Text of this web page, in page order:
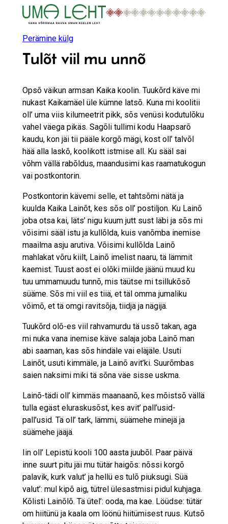
juurdePerämine külg
Tulõt viil mu unnõ
Opsõ väikun armsan Kaika koolin. Tuukõrd käve mi
nukast Kaikamäel üle kümne latsõ. Kuna mi koolitii
oll’ uma viis kilumeetrit pikk, sõs venüsi kodutulõku
vahel väega pikäs. Sagõli tullimi kodu Haapsarõ
kaudu, kon jäi tii pääle korgõ mägi, kost oll’ talvõl
hää alla laskõ, koolikott istmise all. Ku sääl sai
võhm vällä rabõldus, maandusimi kas raamatukogun
vai postkontorin.
Postkontorin kävemi selle, et tahtsõmi nätä ja
kuulda Kaika Lainõt, kes sõs oll’ postiljon. Ku Lainõ
joba otsa kai, läts’ nigu kuum jutt sust läbi ja sõs mi
võisimi sääl istu ja kullõlda, kuis vanõmba inemise
maailma asju arutiva. Võisimi kullõlda Lainõ
mahlakat võru kiilt, Lainõ imelist naaru, tä lämmit
kaemist. Tuust aost ei olõki miilde jäänü muud ku
tuu ummamuudu tunnõ, mis täütse mi tsillukõsõ
süäme. Sõs mi viil es tiiä, et täl omma jumaliku
võimõ, et tä omgi ravitsõja, tiidjä ja nägijä.
Tuukõrd olõ-es viil rahvamurdu tä ussõ takan, aga
mi nuka vana inemise käve salaja joba Lainõ man
abi saaman, kas sõs hindäle vai eläjäle. Usuti
Lainõt, usuti kimmäle, ja Lainõ avit’ki. Suurõmbas
saien naksimi miki tä sõna väe sisse uskma.
Lainõ-tädi oll’ kimmäs maanaanõ, kes mõistsõ vällä
tulla egäst eluraskusõst, kes avit’ pall’usid-
pall’usid. Tä oll’ tark, lämmi, süämehe minejä ja
süämehe jääjä.
Iin oll’ Lepistü kooli 100 aasta juubõl. Paar päivä
inne suurt pitu jäi mu tütär haigõs: nõssi korgõ
palavik, kurk valut’ ja hellü es tulõ piuksugi. Süä
valut’: mul kipõ aig, tütrel ülesastmisi pidul kuhjaga.
Kõlisti Lainõlõ. Tä ütel’: ooda, ma kae. Löüdse: tütär
om hiitünü ja kaala om löönü hiitümisest ruus. Kutsõ